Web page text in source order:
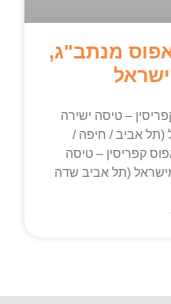
מנתב"ג,
– טיסה ישירה
(תל אביב / חיפה /
קפריסין – טיסה
(תל אביב שדה